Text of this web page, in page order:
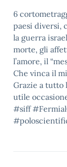
6
paesi diversi,
la guerra
morte, gli
l’amore, il
Che vinca il
Grazie a tutto
utile
#siff